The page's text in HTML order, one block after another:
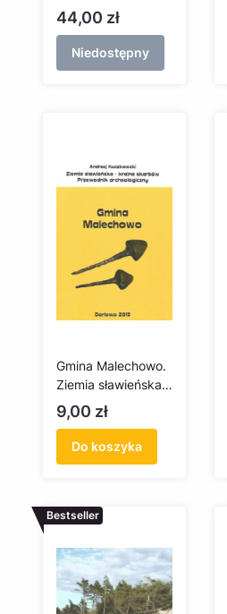
Cena
44,00 zł
Niedostępny
Gmina Malechowo.
Ziemia sławieńska -
kraina skarbów.
Przewodnik
archeologiczny
Cena
9,00 zł
Do koszyka
Bestseller